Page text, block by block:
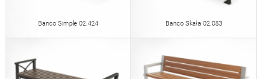
Banco Simple 02.424 Banco Skała 02.083